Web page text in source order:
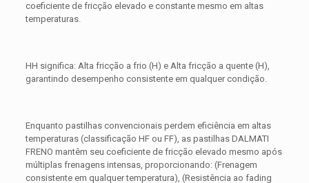
coeficiente de fricção elevado e constante mesmo em altas
temperaturas.
HH significa: Alta fricção a frio (H) e Alta fricção a quente (H),
garantindo desempenho consistente em qualquer condição.
Enquanto pastilhas convencionais perdem eficiência em altas
temperaturas (classificação HF ou FF), as pastilhas DALMATI
FRENO mantêm seu coeficiente de fricção elevado mesmo após
múltiplas frenagens intensas, proporcionando: (Frenagem
consistente em qualquer temperatura), (Resistência ao fading